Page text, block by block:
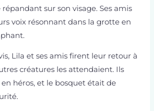
sur son visage. Ses amis
voix résonnant dans la grotte en
Lila et ses amis firent leur retour à
créatures les attendaient. Ils
héros, et le bosquet était de